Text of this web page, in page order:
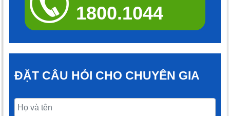
1800.1044
ĐẶT CÂU HỎI CHO CHUYÊN GIA